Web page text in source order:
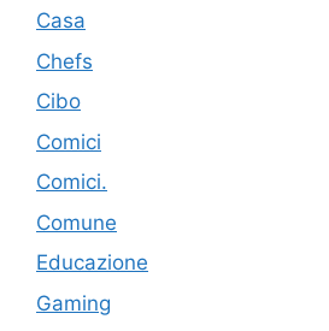
Casa
Chefs
Cibo
Comici
Comici.
Comune
Educazione
Gaming